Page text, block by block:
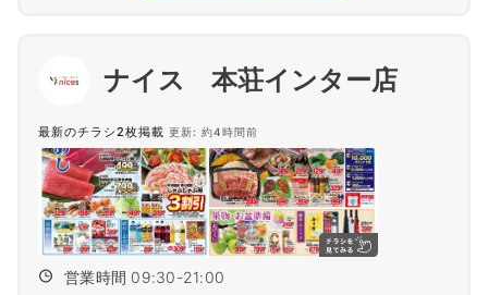
ナイス 本荘インター店
最新のチラシ2枚掲載 更新: 約4時間前
営業時間 09:30-21:00